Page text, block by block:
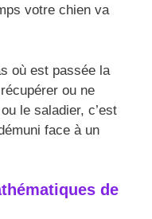
votre chien va
où est passée la
ou ne
le saladier, c’est
face à un
de